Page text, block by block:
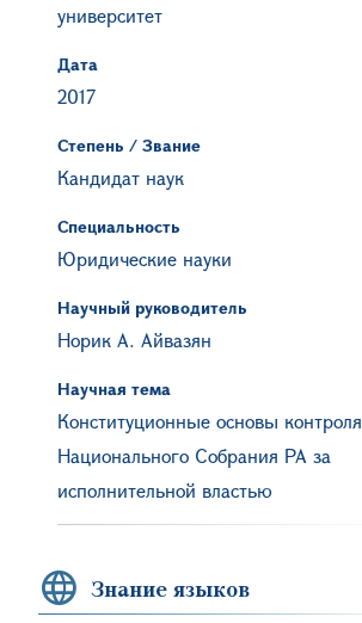
университет
Дата
2017
Степень / Звание
Кандидат наук
Специальность
Юридические науки
Научный руководитель
Норик А. Айвазян
Научная тема
Конституционные основы контроля
Национального Собрания РА за
исполнительной властью
Знание языков